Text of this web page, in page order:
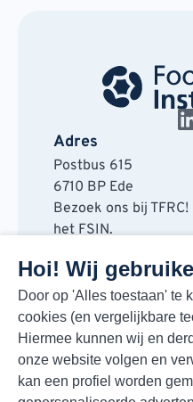
Hoi! Wij
Door op 'Alles toestaan' te
cookies (en vergelijkbare
Hiermee kunnen wij en
onze website volgen en
kan een profiel worden
Adres
Postbus 615
6710 BP Ede
Bezoek ons bij
het FSIN.
6717 LT Ede
Contact
088 730 48 00
info@fsin.nl
Nieuwsbrief
Elke maand de beste